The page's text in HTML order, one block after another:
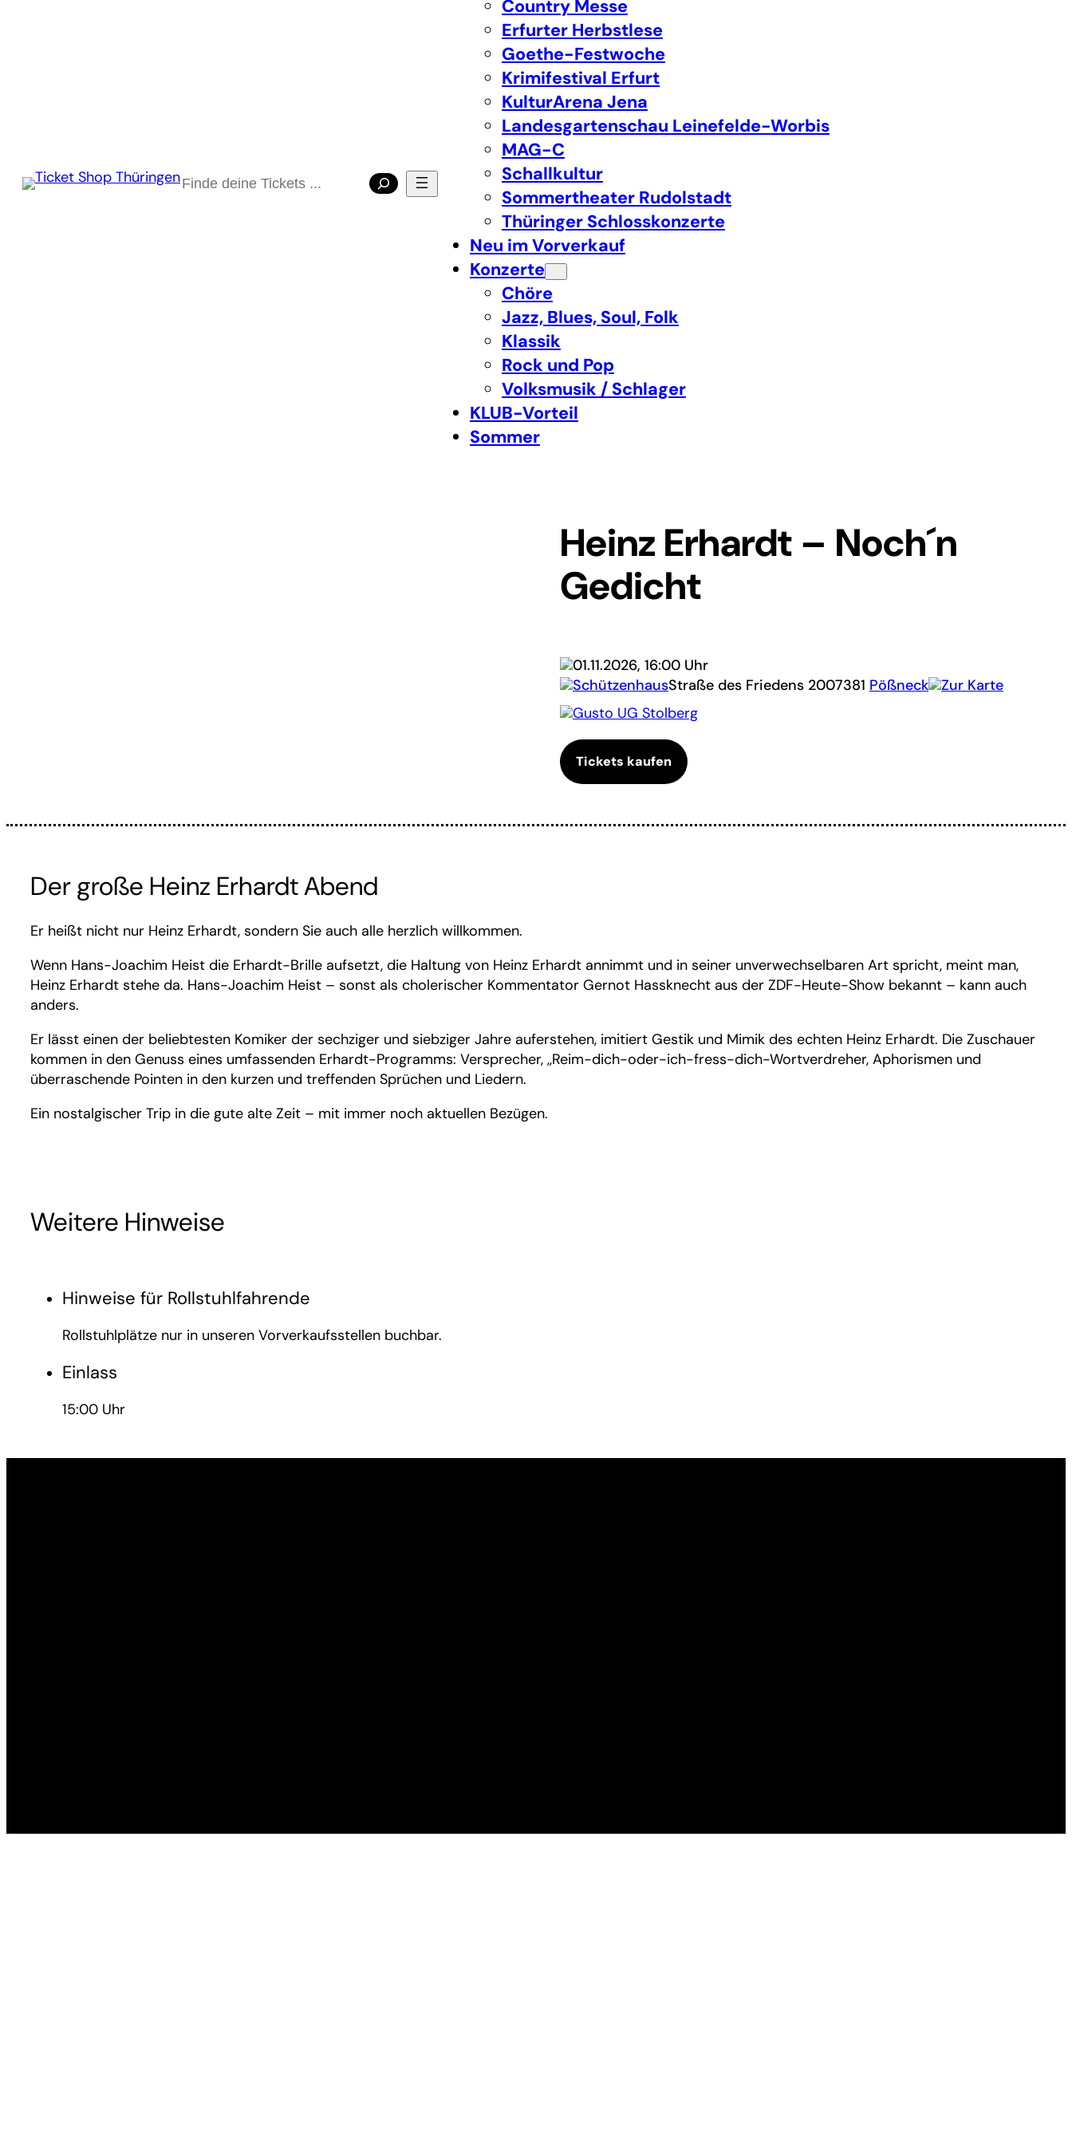
Suchen
Country Messe
Erfurter Herbstlese
Goethe-Festwoche
Krimifestival Erfurt
KulturArena Jena
Landesgartenschau Leinefelde-Worbis
MAG-C
Schallkultur
Sommertheater Rudolstadt
Thüringer Schlosskonzerte
Neu im Vorverkauf
Konzerte
Chöre
Jazz, Blues, Soul, Folk
Klassik
Rock und Pop
Volksmusik / Schlager
KLUB-Vorteil
Sommer
Heinz Erhardt – Noch´n
Gedicht
01.11.2026, 16:00 Uhr
SchützenhausStraße des Friedens 2007381 Pößneck
Zur Karte
Gusto UG Stolberg
Tickets kaufen
Der große Heinz Erhardt Abend
Er heißt nicht nur Heinz Erhardt, sondern Sie auch alle herzlich willkommen.
Wenn Hans-Joachim Heist die Erhardt-Brille aufsetzt, die Haltung von Heinz Erhardt annimmt und in seiner unverwechselbaren Art spricht, meint man,
Heinz Erhardt stehe da. Hans-Joachim Heist – sonst als cholerischer Kommentator Gernot Hassknecht aus der ZDF-Heute-Show bekannt – kann auch
anders.
Er lässt einen der beliebtesten Komiker der sechziger und siebziger Jahre auferstehen, imitiert Gestik und Mimik des echten Heinz Erhardt. Die Zuschauer
kommen in den Genuss eines umfassenden Erhardt-Programms: Versprecher, ,,Reim-dich-oder-ich-fress-dich-Wortverdreher, Aphorismen und
überraschende Pointen in den kurzen und treffenden Sprüchen und Liedern.
Ein nostalgischer Trip in die gute alte Zeit – mit immer noch aktuellen Bezügen.
Weitere Hinweise
Hinweise für Rollstuhlfahrende
Rollstuhlplätze nur in unseren Vorverkaufsstellen buchbar.
Einlass
15:00 Uhr